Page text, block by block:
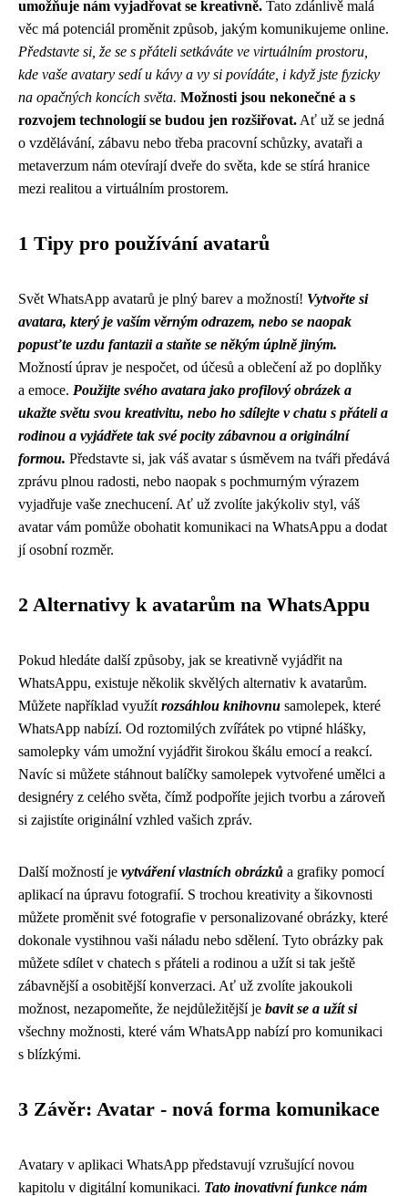
umožňuje nám vyjadřovat se kreativně. Tato zdánlivě malá
věc má potenciál proměnit způsob, jakým komunikujeme online.
Představte si, že se s přáteli setkáváte ve virtuálním prostoru,
kde vaše avatary sedí u kávy a vy si povídáte, i když jste fyzicky
na opačných koncích světa. Možnosti jsou nekonečné a s
rozvojem technologií se budou jen rozšiřovat. Ať už se jedná
o vzdělávání, zábavu nebo třeba pracovní schůzky, avataři a
metaverzum nám otevírají dveře do světa, kde se stírá hranice
mezi realitou a virtuálním prostorem.
1 Tipy pro používání avatarů
Svět WhatsApp avatarů je plný barev a možností! Vytvořte si
avatara, který je vaším věrným odrazem, nebo se naopak
popusťte uzdu fantazii a staňte se někým úplně jiným.
Možností úprav je nespočet, od účesů a oblečení až po doplňky
a emoce. Použijte svého avatara jako profilový obrázek a
ukažte světu svou kreativitu, nebo ho sdílejte v chatu s přáteli a
rodinou a vyjádřete tak své pocity zábavnou a originální
formou. Představte si, jak váš avatar s úsměvem na tváři předává
zprávu plnou radosti, nebo naopak s pochmurným výrazem
vyjadřuje vaše znechucení. Ať už zvolíte jakýkoliv styl, váš
avatar vám pomůže obohatit komunikaci na WhatsAppu a dodat
jí osobní rozměr.
2 Alternativy k avatarům na WhatsAppu
Pokud hledáte další způsoby, jak se kreativně vyjádřit na
WhatsAppu, existuje několik skvělých alternativ k avatarům.
Můžete například využít rozsáhlou knihovnu samolepek, které
WhatsApp nabízí. Od roztomilých zvířátek po vtipné hlášky,
samolepky vám umožní vyjádřit širokou škálu emocí a reakcí.
Navíc si můžete stáhnout balíčky samolepek vytvořené umělci a
designéry z celého světa, čímž podpoříte jejich tvorbu a zároveň
si zajistíte originální vzhled vašich zpráv.
Další možností je vytváření vlastních obrázků a grafiky pomocí
aplikací na úpravu fotografií. S trochou kreativity a šikovnosti
můžete proměnit své fotografie v personalizované obrázky, které
dokonale vystihnou vaši náladu nebo sdělení. Tyto obrázky pak
můžete sdílet v chatech s přáteli a rodinou a užít si tak ještě
zábavnější a osobitější konverzaci. Ať už zvolíte jakoukoli
možnost, nezapomeňte, že nejdůležitější je bavit se a užít si
všechny možnosti, které vám WhatsApp nabízí pro komunikaci
s blízkými.
3 Závěr: Avatar - nová forma komunikace
Avatary v aplikaci WhatsApp představují vzrušující novou
kapitolu v digitální komunikaci. Tato inovativní funkce nám